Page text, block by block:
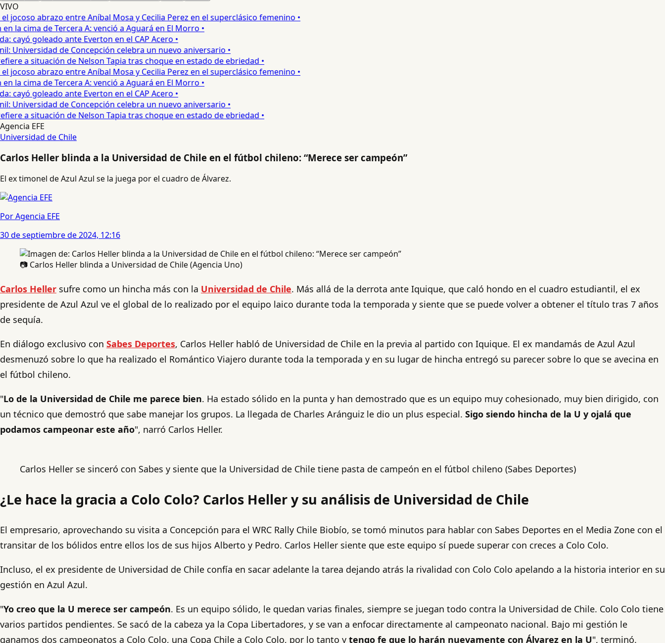
VIVO
abrazo entre Aníbal Mosa y Cecilia Perez en el superclásico femenino •
la cima de Tercera A: venció a Aguará en El Morro •
goleado ante Everton en el CAP Acero •
Universidad de Concepción celebra un nuevo aniversario •
a situación de Nelson Tapia tras choque en estado de ebriedad •
abrazo entre Aníbal Mosa y Cecilia Perez en el superclásico femenino •
la cima de Tercera A: venció a Aguará en El Morro •
goleado ante Everton en el CAP Acero •
Universidad de Concepción celebra un nuevo aniversario •
a situación de Nelson Tapia tras choque en estado de ebriedad •
Agencia EFE
Universidad de Chile
Carlos Heller blinda a la Universidad de Chile en el fútbol chileno: “Merece ser campeón”
El ex timonel de Azul Azul se la juega por el cuadro de Álvarez.
Por Agencia EFE
30 de septiembre de 2024, 12:16
📷 Carlos Heller blinda a Universidad de Chile (Agencia Uno)
Carlos Heller sufre como un hincha más con la Universidad de Chile. Más allá de la derrota ante Iquique, que caló hondo en el cuadro estudiantil, el ex
presidente de Azul Azul ve el global de lo realizado por el equipo laico durante toda la temporada y siente que se puede volver a obtener el título tras 7 años
de sequía.
En diálogo exclusivo con Sabes Deportes, Carlos Heller habló de Universidad de Chile en la previa al partido con Iquique. El ex mandamás de Azul Azul
desmenuzó sobre lo que ha realizado el Romántico Viajero durante toda la temporada y en su lugar de hincha entregó su parecer sobre lo que se avecina en
el fútbol chileno.
"Lo de la Universidad de Chile me parece bien. Ha estado sólido en la punta y han demostrado que es un equipo muy cohesionado, muy bien dirigido, con
un técnico que demostró que sabe manejar los grupos. La llegada de Charles Aránguiz le dio un plus especial. Sigo siendo hincha de la U y ojalá que
podamos campeonar este año", narró Carlos Heller.
Carlos Heller se sinceró con Sabes y siente que la Universidad de Chile tiene pasta de campeón en el fútbol chileno (Sabes Deportes)
¿Le hace la gracia a Colo Colo? Carlos Heller y su análisis de Universidad de Chile
El empresario, aprovechando su visita a Concepción para el WRC Rally Chile Biobío, se tomó minutos para hablar con Sabes Deportes en el Media Zone con el
transitar de los bólidos entre ellos los de sus hijos Alberto y Pedro. Carlos Heller siente que este equipo sí puede superar con creces a Colo Colo.
Incluso, el ex presidente de Universidad de Chile confía en sacar adelante la tarea dejando atrás la rivalidad con Colo Colo apelando a la historia interior en su
gestión en Azul Azul.
"Yo creo que la U merece ser campeón. Es un equipo sólido, le quedan varias finales, siempre se juegan todo contra la Universidad de Chile. Colo Colo tiene
varios partidos pendientes. Se sacó de la cabeza ya la Copa Libertadores, y se van a enfocar directamente al campeonato nacional. Bajo mi gestión le
ganamos dos campeonatos a Colo Colo, una Copa Chile a Colo Colo, por lo tanto y tengo fe que lo harán nuevamente con Álvarez en la U", terminó.